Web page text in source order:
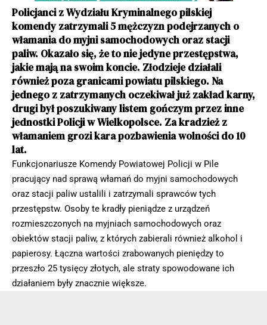
Policjanci z Wydziału Kryminalnego pilskiej
komendy zatrzymali 5 mężczyzn podejrzanych o
włamania do myjni samochodowych oraz stacji
paliw. Okazało się, że to nie jedyne przestępstwa,
jakie mają na swoim koncie. Złodzieje działali
również poza granicami powiatu pilskiego. Na
jednego z zatrzymanych oczekiwał już zakład karny,
drugi był poszukiwany listem gończym przez inne
jednostki Policji w Wielkopolsce. Za kradzież z
włamaniem grozi kara pozbawienia wolności do 10
lat.
Funkcjonariusze Komendy Powiatowej Policji w Pile
pracujący nad sprawą włamań do myjni samochodowych
oraz stacji paliw ustalili i zatrzymali sprawców tych
przestępstw. Osoby te kradły pieniądze z urządzeń
rozmieszczonych na myjniach samochodowych oraz
obiektów stacji paliw, z których zabierali również alkohol i
papierosy. Łączna wartości zrabowanych pieniędzy to
przeszło 25 tysięcy złotych, ale straty spowodowane ich
działaniem były znacznie większe.